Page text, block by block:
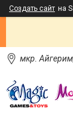
Создать сайт на
мкр.